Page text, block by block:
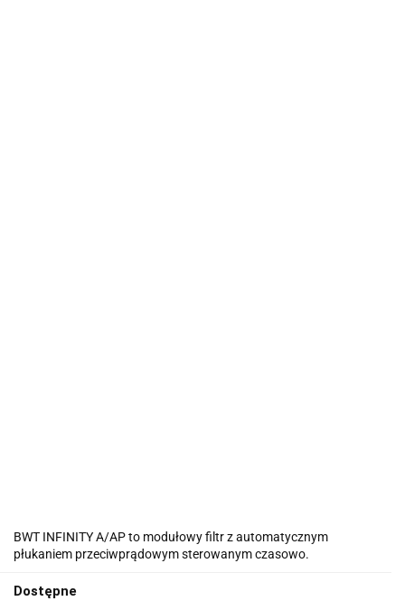
BWT INFINITY A/AP to modułowy filtr z automatycznym
płukaniem przeciwprądowym sterowanym czasowo.
Dostępne